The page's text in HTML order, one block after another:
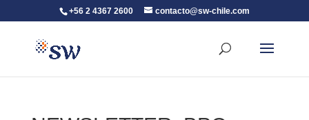
+56 2 4367 2600 contacto@sw-chile.com